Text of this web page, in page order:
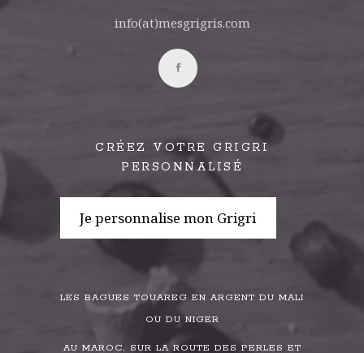
info(at)mesgrigris.com
CRÉEZ VOTRE GRIGRI
PERSONNALISÉ
Je personnalise mon Grigri
LES BAGUES TOUAREG EN ARGENT DU MALI
OU DU NIGER
AU MAROC, SUR LA ROUTE DES PERLES ET